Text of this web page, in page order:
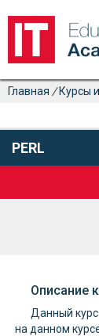
Главная / Курсы
PERL
Описание
Данный
на данном